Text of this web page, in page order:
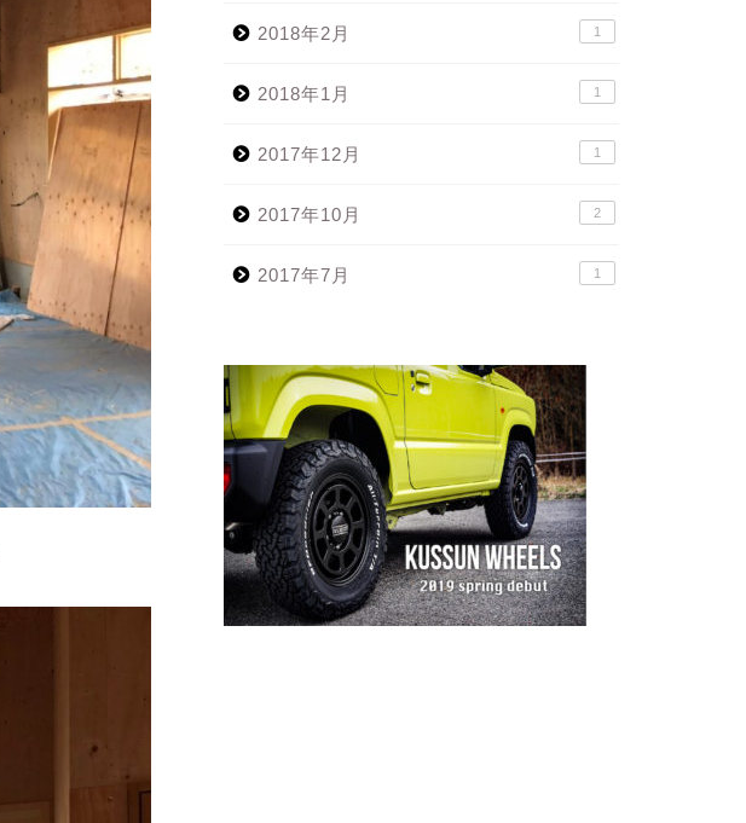
2018年2月 1
2018年1月 1
2017年12月 1
2017年10月 2
2017年7月 1